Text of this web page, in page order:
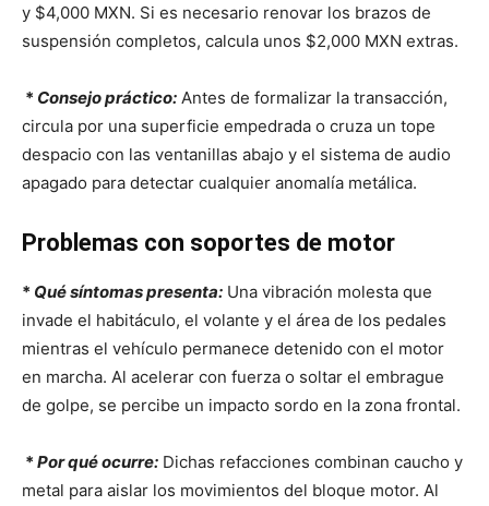
y $4,000 MXN. Si es necesario renovar los brazos de
suspensión completos, calcula unos $2,000 MXN extras.
* Consejo práctico: Antes de formalizar la transacción,
circula por una superficie empedrada o cruza un tope
despacio con las ventanillas abajo y el sistema de audio
apagado para detectar cualquier anomalía metálica.
Problemas con soportes de motor
* Qué síntomas presenta: Una vibración molesta que
invade el habitáculo, el volante y el área de los pedales
mientras el vehículo permanece detenido con el motor
en marcha. Al acelerar con fuerza o soltar el embrague
de golpe, se percibe un impacto sordo en la zona frontal.
* Por qué ocurre: Dichas refacciones combinan caucho y
metal para aislar los movimientos del bloque motor. Al